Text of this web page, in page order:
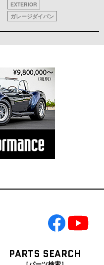
EXTERIOR
ガレージダイバン
PARTS SEARCH